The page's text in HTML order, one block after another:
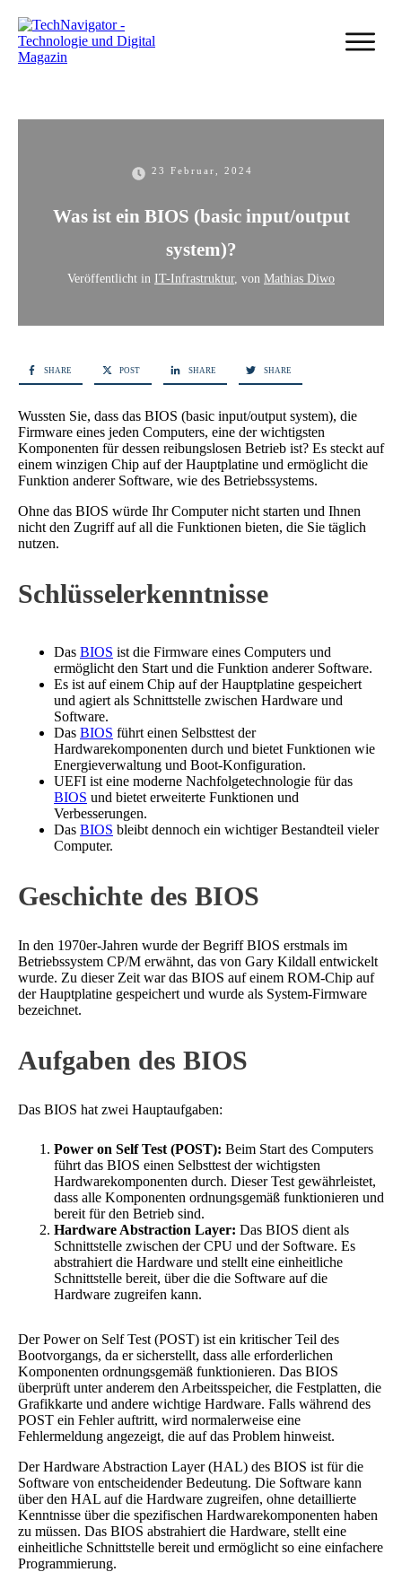
23 Februar, 2024
Was ist ein BIOS (basic input/output
system)?
Veröffentlicht in IT-Infrastruktur, von Mathias Diwo
SHARE POST SHARE SHARE
Wussten Sie, dass das BIOS (basic input/output system), die
Firmware eines jeden Computers, eine der wichtigsten
Komponenten für dessen reibungslosen Betrieb ist? Es steckt auf
einem winzigen Chip auf der Hauptplatine und ermöglicht die
Funktion anderer Software, wie des Betriebssystems.
Ohne das BIOS würde Ihr Computer nicht starten und Ihnen
nicht den Zugriff auf all die Funktionen bieten, die Sie täglich
nutzen.
Schlüsselerkenntnisse
Das BIOS ist die Firmware eines Computers und
ermöglicht den Start und die Funktion anderer Software.
Es ist auf einem Chip auf der Hauptplatine gespeichert
und agiert als Schnittstelle zwischen Hardware und
Software.
Das BIOS führt einen Selbsttest der
Hardwarekomponenten durch und bietet Funktionen wie
Energieverwaltung und Boot-Konfiguration.
UEFI ist eine moderne Nachfolgetechnologie für das
BIOS und bietet erweiterte Funktionen und
Verbesserungen.
Das BIOS bleibt dennoch ein wichtiger Bestandteil vieler
Computer.
Geschichte des BIOS
In den 1970er-Jahren wurde der Begriff BIOS erstmals im
Betriebssystem CP/M erwähnt, das von Gary Kildall entwickelt
wurde. Zu dieser Zeit war das BIOS auf einem ROM-Chip auf
der Hauptplatine gespeichert und wurde als System-Firmware
bezeichnet.
Aufgaben des BIOS
Das BIOS hat zwei Hauptaufgaben:
Power on Self Test (POST): Beim Start des Computers
führt das BIOS einen Selbsttest der wichtigsten
Hardwarekomponenten durch. Dieser Test gewährleistet,
dass alle Komponenten ordnungsgemäß funktionieren und
bereit für den Betrieb sind.
Hardware Abstraction Layer: Das BIOS dient als
Schnittstelle zwischen der CPU und der Software. Es
abstrahiert die Hardware und stellt eine einheitliche
Schnittstelle bereit, über die die Software auf die
Hardware zugreifen kann.
Der Power on Self Test (POST) ist ein kritischer Teil des
Bootvorgangs, da er sicherstellt, dass alle erforderlichen
Komponenten ordnungsgemäß funktionieren. Das BIOS
überprüft unter anderem den Arbeitsspeicher, die Festplatten, die
Grafikkarte und andere wichtige Hardware. Falls während des
POST ein Fehler auftritt, wird normalerweise eine
Fehlermeldung angezeigt, die auf das Problem hinweist.
Der Hardware Abstraction Layer (HAL) des BIOS ist für die
Software von entscheidender Bedeutung. Die Software kann
über den HAL auf die Hardware zugreifen, ohne detaillierte
Kenntnisse über die spezifischen Hardwarekomponenten haben
zu müssen. Das BIOS abstrahiert die Hardware, stellt eine
einheitliche Schnittstelle bereit und ermöglicht so eine einfachere
Programmierung.